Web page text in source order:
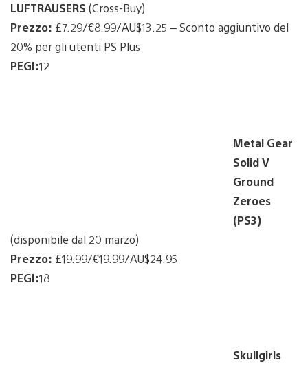
LUFTRAUSERS (Cross-Buy)
Prezzo: £7.29/€8.99/AU$13.25 – Sconto aggiuntivo del
20% per gli utenti PS Plus
PEGI:12
Metal Gear
Solid V
Ground
Zeroes
(PS3)
(disponibile dal 20 marzo)
Prezzo: £19.99/€19.99/AU$24.95
PEGI:18
Skullgirls